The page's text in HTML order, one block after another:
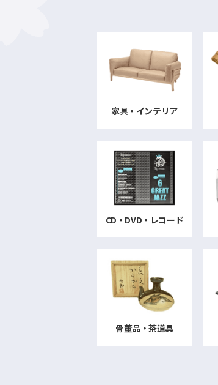
家具・インテリア
CD・DVD・レコード
骨董品・茶道具